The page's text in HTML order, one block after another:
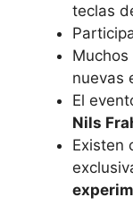
teclas
nuevas
El
Nils
Existen